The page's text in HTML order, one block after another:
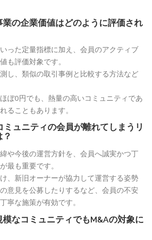
業の企業価値はどのように評価され
った定量指標に加え、会員のアクティブ
も評価対象です。
し、類似の取引事例と比較する方法など
ぼ0円でも、熱量の高いコミュニティであ
ることもあります。
ミュニティの会員が離れてしまうリ
や今後の運営方針を、会員へ誠実かつ丁
最も重要です。
、新旧オーナーが協力して運営する姿勢
意見を公募したりするなど、会員の不安
寧な施策が有効です。
なコミュニティでもM&Aの対象に